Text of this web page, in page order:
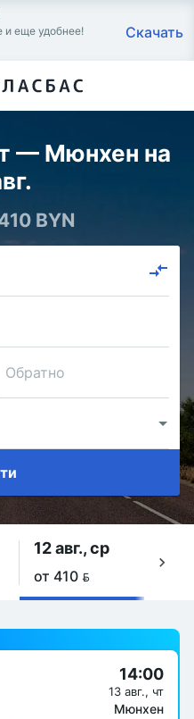
и еще удобнее!
Скачать
— Мюнхен на
BYN
Обратно
12 авг., ср
от 410 
14:00
13 авг., чт
Мюнхен